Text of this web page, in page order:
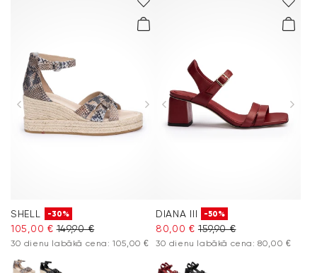
SHELL -30%
105,00 € 149,90 €
30 dienu labākā cena: 105,00 €
DIANA III -50%
80,00 € 159,90 €
30 dienu labākā cena: 80,00 €